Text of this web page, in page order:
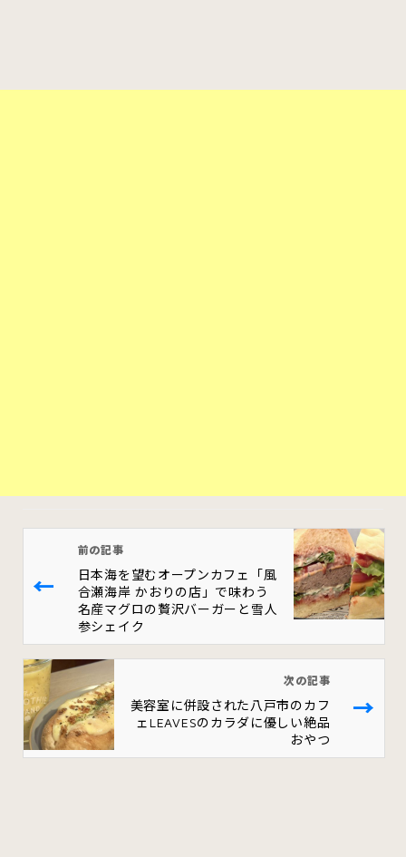
←
前の記事
日本海を望むオープンカフェ「風
合瀬海岸 かおりの店」で味わう
名産マグロの贅沢バーガーと雪人
参シェイク
次の記事
美容室に併設された八戸市のカフ
ェLEAVESのカラダに優しい絶品
おやつ
→